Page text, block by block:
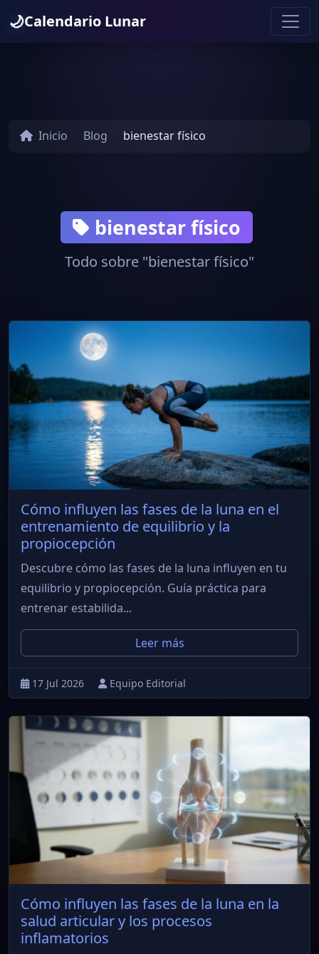
🌙Calendario Lunar
Inicio Blog bienestar físico
bienestar físico
Todo sobre "bienestar físico"
Cómo influyen las fases de la luna en el
entrenamiento de equilibrio y la
propiocepción
Descubre cómo las fases de la luna influyen en tu
equilibrio y propiocepción. Guía práctica para
entrenar estabilida...
Leer más
17 Jul 2026 Equipo Editorial
Cómo influyen las fases de la luna en la
salud articular y los procesos
inflamatorios